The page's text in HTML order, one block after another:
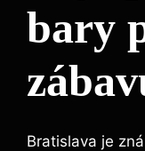
bary
Bratislava je